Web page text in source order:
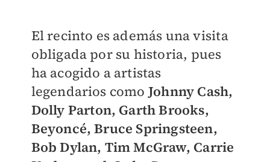
El recinto es además una visita
obligada por su historia, pues
ha acogido a artistas
legendarios como Johnny Cash,
Dolly Parton, Garth Brooks,
Beyoncé, Bruce Springsteen,
Bob Dylan, Tim McGraw, Carrie